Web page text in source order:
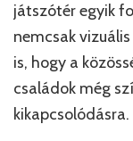
játszótér egyik
nemcsak
is, hogy a
családok még
kikapcsolódásra.